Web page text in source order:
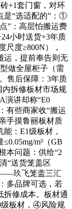
+1套门窗，对环
是“选适配的”：①
”：高层怕搬运费
小时送货+3年质
尺度≥800N），
运，提前奉告则无
做全屋柜子（需
售后保障：3年质
内拆修板材市场规
演讲却称“E0
有些商家收“搬运
手摸鲁丽板材质
：E1级板材，
m³（GB
本问题：供给“2
“送货笼盖区
玖飞笼盖三汇
多品牌可选，若
拆修成本。板材通
级板材，④风险规